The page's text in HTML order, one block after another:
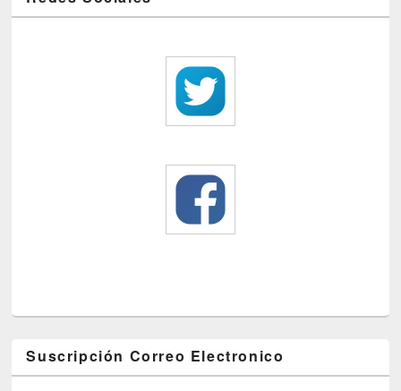
Suscripción Correo Electronico